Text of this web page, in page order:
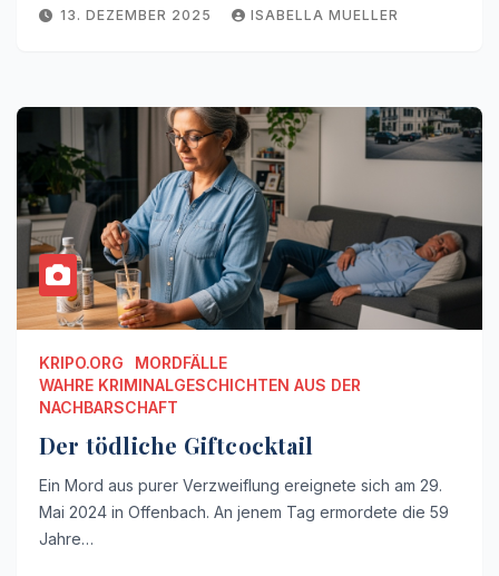
13. DEZEMBER 2025 ISABELLA MUELLER
KRIPO.ORG
MORDFÄLLE
WAHRE KRIMINALGESCHICHTEN AUS DER
NACHBARSCHAFT
Der tödliche Giftcocktail
Ein Mord aus purer Verzweiflung ereignete sich am 29.
Mai 2024 in Offenbach. An jenem Tag ermordete die 59
Jahre…